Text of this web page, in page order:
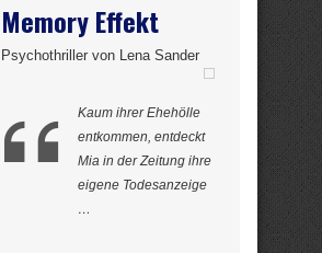
Memory Effekt
Psychothriller von Lena Sander
Kaum ihrer Ehehölle
entkommen, entdeckt
Mia in der Zeitung ihre
eigene Todesanzeige
…